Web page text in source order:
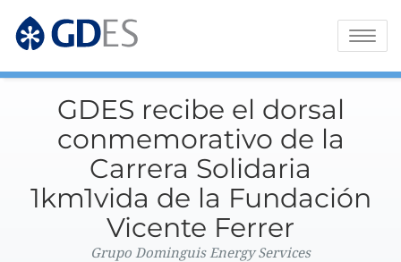
Grupo Dominguis Energy Services
Toggle
GDES recibe el dorsal
conmemorativo de la
Carrera Solidaria
1km1vida de la Fundación
Vicente Ferrer
Grupo Dominguis Energy Services